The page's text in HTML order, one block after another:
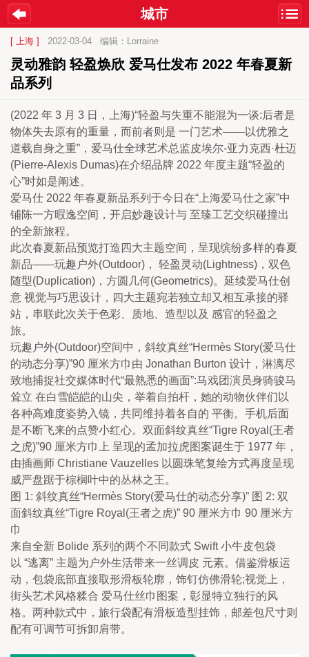
城市
[ 上海 ] 2022-03-04 编辑：Lorraine
灵动雅韵 轻盈焕欣 爱马仕发布 2022 年春夏新
品系列
(2022 年 3 月 3 日，上海)“轻盈与失重不能混为一谈:后者是
物体失去原有的重量，而前者则是 一门艺术——以优雅之
道载自身之重”，爱马仕全球艺术总监皮埃尔-亚力克西·杜迈
(Pierre-Alexis Dumas)在介绍品牌 2022 年度主题“轻盈的
心”时如是阐述。
爱马仕 2022 年春夏新品系列于今日在“上海爱马仕之家”中
铺陈一方暇逸空间，开启妙趣设计与 至臻工艺交织碰撞出
的全新旅程。
此次春夏新品预览打造四大主题空间，呈现缤纷多样的春夏
新品——玩趣户外(Outdoor)， 轻盈灵动(Lightness)，双色
随型(Duplication)，方圆几何(Geometrics)。延续爱马仕创
意 视觉与巧思设计，四大主题宛若独立却又相互承接的驿
站，串联此次关于色彩、质地、造型以及 感官的轻盈之
旅。
玩趣户外(Outdoor)空间中，斜纹真丝“Hermès Story(爱马仕
的动态分享)”90 厘米方巾由 Jonathan Burton 设计，淋漓尽
致地捕捉社交媒体时代“最熟悉的画面”:马戏团演员身骑骏马
耸立 在白雪皑皑的山尖，举着自拍杆，她的动物伙伴们以
各种高难度姿势入镜，共同维持着各自的 平衡。手机后面
是不断飞来的点赞小红心。双面斜纹真丝“Tigre Royal(王者
之虎)”90 厘米方巾上 呈现的孟加拉虎图案诞生于 1977 年，
由插画师 Christiane Vauzelles 以圆珠笔复绘方式再度呈现
威严盘踞于棕榈叶中的丛林之王。
图 1: 斜纹真丝“Hermès Story(爱马仕的动态分享)” 图 2: 双
面斜纹真丝“Tigre Royal(王者之虎)” 90 厘米方巾 90 厘米方
巾
来自全新 Bolide 系列的两个不同款式 Swift 小牛皮包袋
以 “逃离” 主题为户外生活带来一丝调皮 元素。借鉴滑板运
动，包袋底部直接取形滑板轮廓，饰钉仿佛滑轮;视觉上，
街头艺术风格糅合 爱马仕丝巾图案，彰显特立独行的风
格。两种款式中，旅行袋配有滑板造型挂饰，邮差包尺寸则
配有可调节可拆卸肩带。